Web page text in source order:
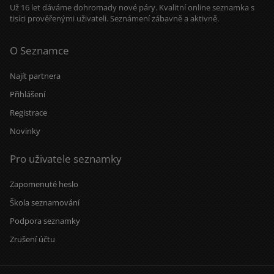
Už 16 let dáváme dohromady nové páry. Kvalitní online seznamka s
tisíci prověřenými uživateli. Seznámení zábavně a aktivně.
O Seznamce
Najít partnera
Přihlášení
Registrace
Novinky
Pro uživatele seznamky
Zapomenuté heslo
Škola seznamování
Podpora seznamky
Zrušení účtu